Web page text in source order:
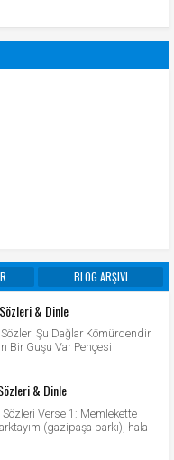
BLOG ARŞIVI
& Dinle
Sözleri Şu Dağlar Kömürdendir
Bir Guşu Var Pençesi
& Dinle
Verse 1: Memlekette
(gazipaşa parkı), hala